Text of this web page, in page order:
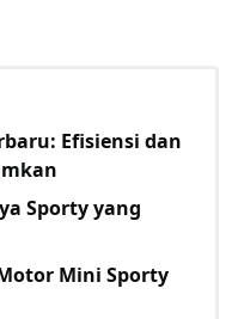
Efisiensi dan
Sporty yang
Mini Sporty